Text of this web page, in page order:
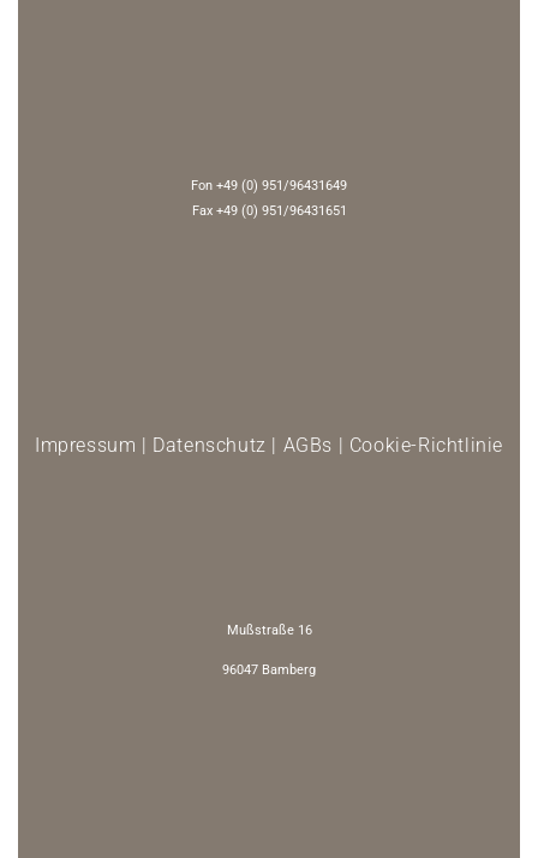
Fon +49 (0) 951/96431649
Fax +49 (0) 951/96431651
Impressum Datenschutz AGBs Cookie-Richtlinie
Mußstraße 16
96047 Bamberg